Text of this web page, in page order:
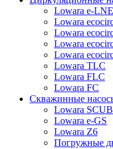
Lowara e-LNE
Lowara
Lowara
Lowara
Lowara
Lowara TLC
Lowara FLC
Lowara FC
Скважинные
Lowara
Lowara e-GS
Lowara Z6
Погружные